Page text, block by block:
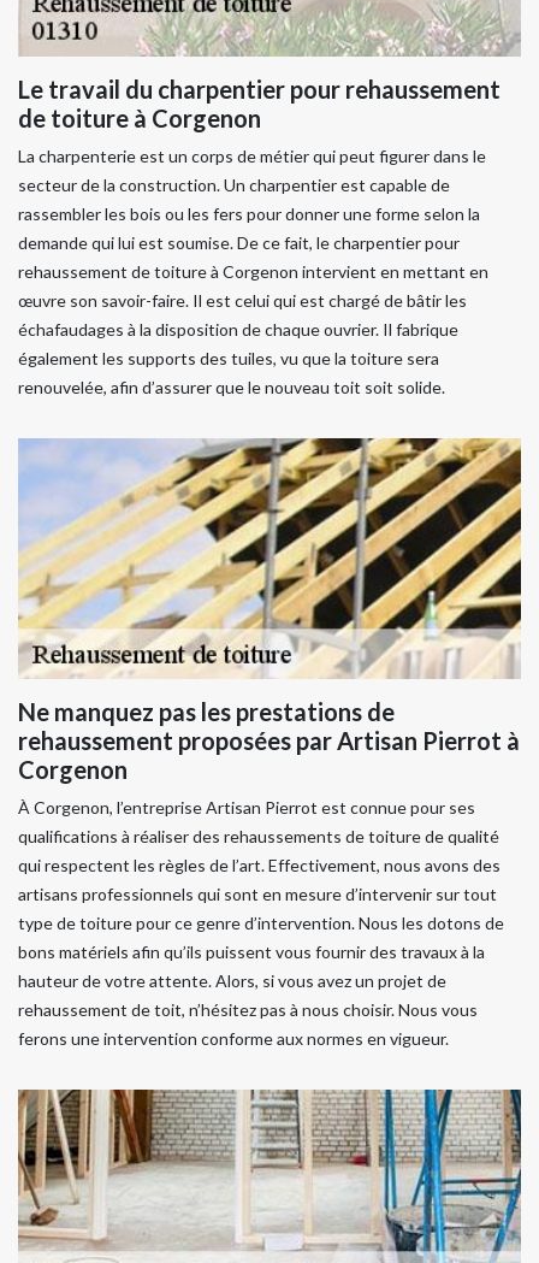
Le travail du charpentier pour rehaussement
de toiture à Corgenon
La charpenterie est un corps de métier qui peut figurer dans le
secteur de la construction. Un charpentier est capable de
rassembler les bois ou les fers pour donner une forme selon la
demande qui lui est soumise. De ce fait, le charpentier pour
rehaussement de toiture à Corgenon intervient en mettant en
œuvre son savoir-faire. Il est celui qui est chargé de bâtir les
échafaudages à la disposition de chaque ouvrier. Il fabrique
également les supports des tuiles, vu que la toiture sera
renouvelée, afin d’assurer que le nouveau toit soit solide.
Ne manquez pas les prestations de
rehaussement proposées par Artisan Pierrot à
Corgenon
À Corgenon, l’entreprise Artisan Pierrot est connue pour ses
qualifications à réaliser des rehaussements de toiture de qualité
qui respectent les règles de l’art. Effectivement, nous avons des
artisans professionnels qui sont en mesure d’intervenir sur tout
type de toiture pour ce genre d’intervention. Nous les dotons de
bons matériels afin qu’ils puissent vous fournir des travaux à la
hauteur de votre attente. Alors, si vous avez un projet de
rehaussement de toit, n’hésitez pas à nous choisir. Nous vous
ferons une intervention conforme aux normes en vigueur.